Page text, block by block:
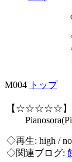
M004 トップ
【☆☆☆☆☆】
◇再生: high /
◇関連ブログ: